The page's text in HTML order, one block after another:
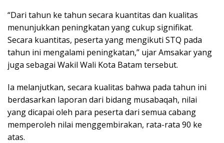
“Dari tahun ke tahun secara kuantitas dan kualitas
menunjukkan peningkatan yang cukup signifikat.
Secara kuantitas, peserta yang mengikuti STQ pada
tahun ini mengalami peningkatan,” ujar Amsakar yang
juga sebagai Wakil Wali Kota Batam tersebut.
Ia melanjutkan, secara kualitas bahwa pada tahun ini
berdasarkan laporan dari bidang musabaqah, nilai
yang dicapai oleh para peserta dari semua cabang
memperoleh nilai menggembirakan, rata-rata 90 ke
atas.